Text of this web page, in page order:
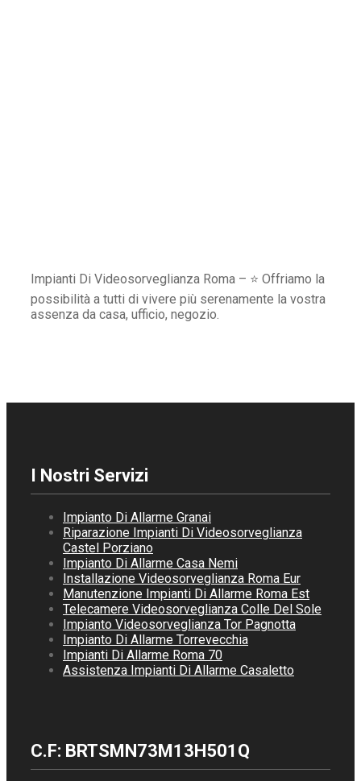
Impianti Di Videosorveglianza Roma – ⭐ Offriamo la
possibilità a tutti di vivere più serenamente la vostra
assenza da casa, ufficio, negozio.
I Nostri Servizi
Impianto Di Allarme Granai
Riparazione Impianti Di Videosorveglianza
Castel Porziano
Impianto Di Allarme Casa Nemi
Installazione Videosorveglianza Roma Eur
Manutenzione Impianti Di Allarme Roma Est
Telecamere Videosorveglianza Colle Del Sole
Impianto Videosorveglianza Tor Pagnotta
Impianto Di Allarme Torrevecchia
Impianti Di Allarme Roma 70
Assistenza Impianti Di Allarme Casaletto
C.F: BRTSMN73M13H501Q